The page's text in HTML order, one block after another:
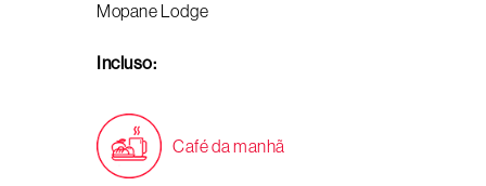
Mopane Lodge
Incluso:
Café da manhã